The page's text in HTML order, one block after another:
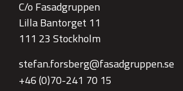
C/o Fasadgruppen
Lilla Bantorget 11
111 23 Stockholm
stefan.forsberg@fasadgruppen.se
+46 (0)70-241 70 15